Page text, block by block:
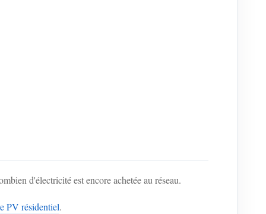
d'électricité est encore achetée au réseau.
PV résidentiel.